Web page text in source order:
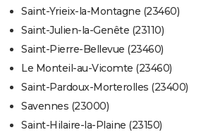
Saint-Yrieix-la-Montagne (23460)
Saint-Julien-la-Genête (23110)
Saint-Pierre-Bellevue (23460)
Le Monteil-au-Vicomte (23460)
Saint-Pardoux-Morterolles (23400)
Savennes (23000)
Saint-Hilaire-la-Plaine (23150)